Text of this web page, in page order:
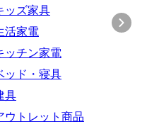
ッズ家具
活家電
ッチン家電
ッド・寝具
具
ウトレット商品